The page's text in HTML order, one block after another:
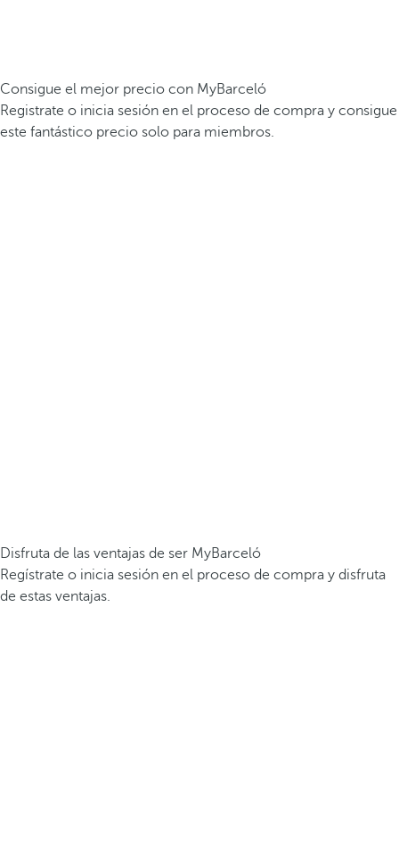
Consigue el mejor precio con MyBarceló
Registrate o inicia sesión en el proceso de compra y consigue
este fantástico precio solo para miembros.
Disfruta de las ventajas de ser MyBarceló
Regístrate o inicia sesión en el proceso de compra y disfruta
de estas ventajas.